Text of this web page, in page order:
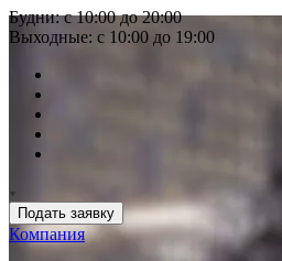
Будни: с 10:00 до 20:00
Выходные: с 10:00 до 19:00
Подать заявку
Компания